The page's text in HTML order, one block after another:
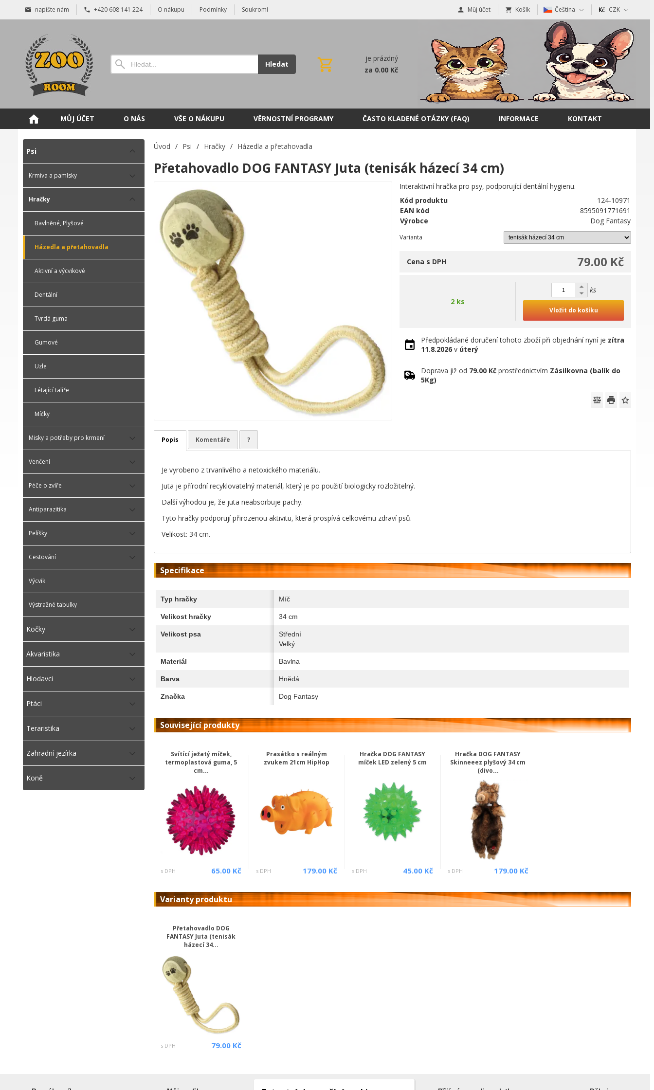
napište nám +420 608 141 224 O nákupu Podmínky Soukromí Můj účet Košík Čeština CZK
Hledat
je prázdný
za 0.00 Kč
MŮJ ÚČET O NÁS VŠE O NÁKUPU VĚRNOSTNÍ PROGRAMY ČASTO KLADENÉ OTÁZKY (FAQ) INFORMACE KONTAKT
Psi
Krmiva a pamlsky
Hračky
Bavlněné, Plyšové
Házedla a přetahovadla
Aktivní a výcvikové
Dentální
Tvrdá guma
Gumové
Uzle
Létající talíře
Míčky
Misky a potřeby pro krmení
Venčení
Péče o zvíře
Antiparazitika
Pelíšky
Cestování
Výcvik
Výstražné tabulky
Kočky
Akvaristika
Hlodavci
Ptáci
Teraristika
Zahradní jezírka
Koně
Úvod / Psi / Hračky / Házedla a přetahovadla
Přetahovadlo DOG FANTASY Juta (tenisák házecí 34 cm)
Interaktivní hračka pro psy, podporující dentální hygienu.
Kód produktu
124-10971
EAN kód
8595091771691
Výrobce
Dog Fantasy
Varianta
79.00 Kč
Cena s DPH
2 ks
ks
Vložit do košíku
Předpokládané doručení tohoto zboží při objednání nyní je zítra
11.8.2026 v úterý
Doprava již od 79.00 Kč prostřednictvím Zásilkovna (balík do
5Kg)
Popis Komentáře ?
Je vyrobeno z trvanlivého a netoxického materiálu.
Juta je přírodní recyklovatelný materiál, který je po použití biologicky rozložitelný.
Další výhodou je, že juta neabsorbuje pachy.
Tyto hračky podporují přirozenou aktivitu, která prospívá celkovému zdraví psů.
Velikost: 34 cm.
Specifikace
Typ hračky Míč
Velikost hračky 34 cm
Velikost psa
Střední
Velký
Materiál Bavlna
Barva Hnědá
Značka Dog Fantasy
Související produkty
Svítící ježatý míček,
termoplastová guma, 5
cm...
s DPH 65.00 Kč
Prasátko s reálným
zvukem 21cm HipHop
s DPH 179.00 Kč
Hračka DOG FANTASY
míček LED zelený 5 cm
s DPH 45.00 Kč
Hračka DOG FANTASY
Skinneeez plyšový 34 cm
(divo...
s DPH 179.00 Kč
Varianty produktu
Přetahovadlo DOG
FANTASY Juta (tenisák
házecí 34...
s DPH 79.00 Kč